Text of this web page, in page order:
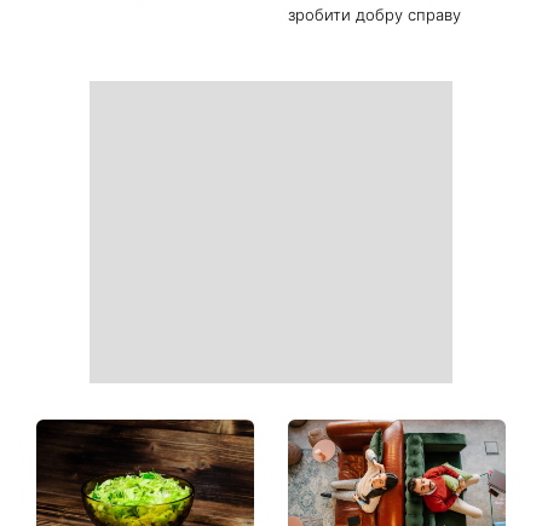
зробити добру справу